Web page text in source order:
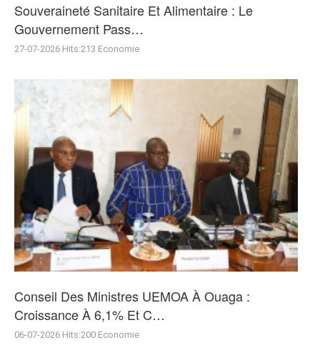
Souveraineté Sanitaire Et Alimentaire : Le
Gouvernement Pass…
27-07-2026 Hits:213 Economie
Conseil Des Ministres UEMOA À Ouaga :
Croissance À 6,1% Et C…
06-07-2026 Hits:200 Economie